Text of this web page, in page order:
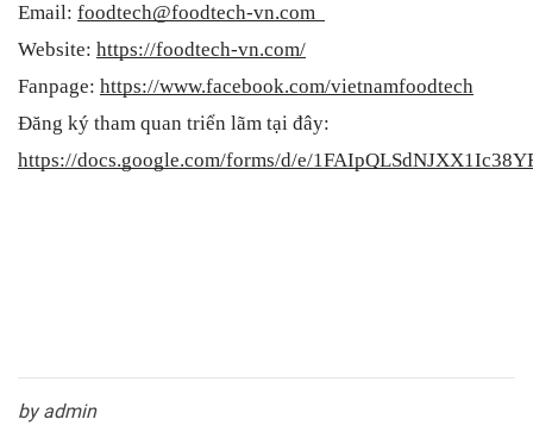
Email: foodtech@foodtech-vn.com
Website: https://foodtech-vn.com/
Fanpage: https://www.facebook.com/vietnamfoodtech
https://docs.google.com/forms/d/e/
by admin